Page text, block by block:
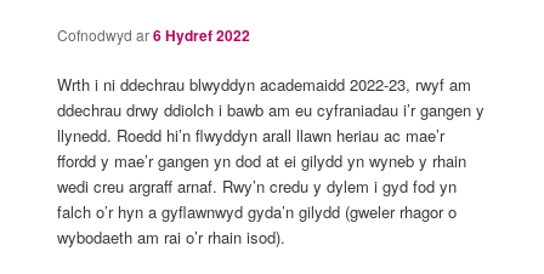
Cofnodwyd ar6 Hydref 2022
Wrth i ni ddechrau blwyddyn academaidd 2022-23, rwyf am
ddechrau drwy ddiolch i bawb am eu cyfraniadau i’r gangen y
llynedd. Roedd hi’n flwyddyn arall llawn heriau ac mae’r
ffordd y mae’r gangen yn dod at ei gilydd yn wyneb y rhain
wedi creu argraff arnaf. Rwy’n credu y dylem i gyd fod yn
falch o’r hyn a gyflawnwyd gyda’n gilydd (gweler rhagor o
wybodaeth am rai o’r rhain isod).